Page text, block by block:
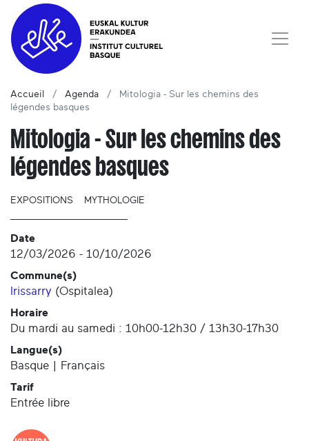
Accueil Agenda
Mitologia - Sur les chemins des
légendes basques
Mitologia - Sur les chemins des
légendes basques
EXPOSITIONS MYTHOLOGIE
Date
12/03/2026 - 10/10/2026
Commune(s)
Irissarry (Ospitalea)
Horaire
Du mardi au samedi : 10h00-12h30 / 13h30-17h30
Langue(s)
Basque | Français
Tarif
Entrée libre